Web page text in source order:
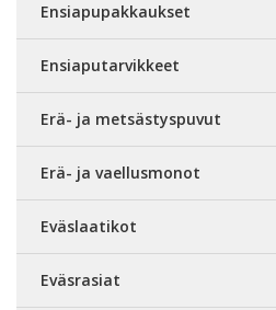
Ensiapupakkaukset
Ensiaputarvikkeet
Erä- ja metsästyspuvut
Erä- ja vaellusmonot
Eväslaatikot
Eväsrasiat